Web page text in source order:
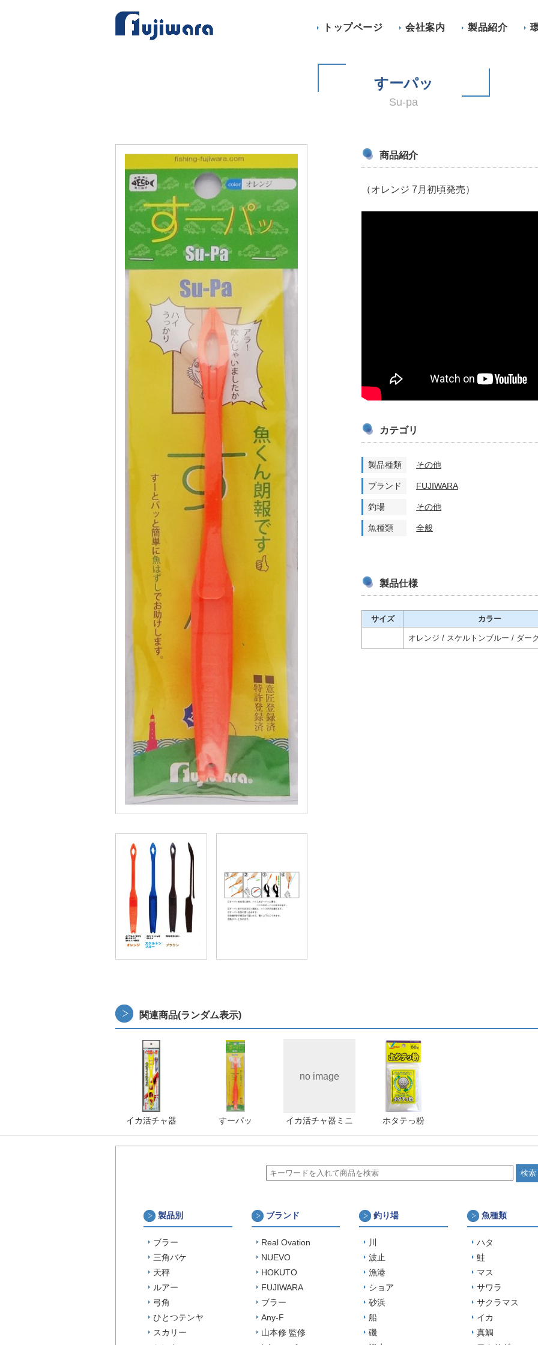
トップページ 会社案内 製品紹介
すーパッ
Su-pa
商品紹介
（オレンジ 7月初頃発売）
カテゴリ
製品種類 その他
ブランド FUJIWARA
釣場 その他
魚種類 全般
製品仕様
サイズ カラー
オレンジ / スケルトンブルー / ダー
関連商品(ランダム表示)
イカ活チャ器 すーパッ
no image
イカ活チャ器ミニ ホタテっ粉
製品別
ブラー
三角バケ
天秤
ルアー
弓角
ひとつテンヤ
スカリー
ブランド
Real Ovation
NUEVO
HOKUTO
FUJIWARA
ブラー
Any-F
山本修 監修
釣り場
川
波止
漁港
ショア
砂浜
船
磯
魚種類
ハタ
鮭
マス
サワラ
サクラマス
イカ
真鯛